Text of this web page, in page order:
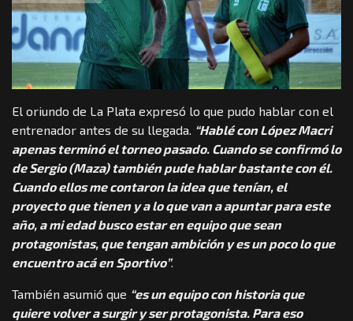
El oriundo de La Plata expresó lo que pudo hablar con el
entrenador antes de su llegada. “Hablé con López Macri
apenas terminó el torneo pasado. Cuando se confirmó lo
de Sergio (Maza) también pude hablar bastante con él.
Cuando ellos me contaron la idea que tenían, el
proyecto que tienen y a lo que van a apuntar para este
año, a mi edad busco estar en equipo que sean
protagonistas, que tengan ambición y es un poco lo que
encuentro acá en Sportivo”.
También asumió que “es un equipo con historia que
quiere volver a surgir y ser protagonista. Para eso